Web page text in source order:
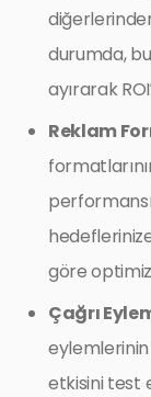
durumda,
ayırarak
Reklam
göre
Çağrı
etkisini test